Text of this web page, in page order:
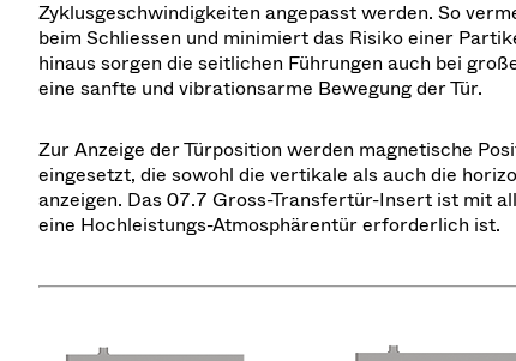
Zyklusgeschwindigkeiten angepasst werden. So
beim Schliessen und minimiert das Risiko einer
hinaus sorgen die seitlichen Führungen auch bei
eine sanfte und vibrationsarme Bewegung der Tür.
Zur Anzeige der Türposition werden magnetische
eingesetzt, die sowohl die vertikale als auch die
anzeigen. Das 07.7 Gross-Transfertür-Insert ist mit
eine Hochleistungs-Atmosphärentür erforderlich ist.